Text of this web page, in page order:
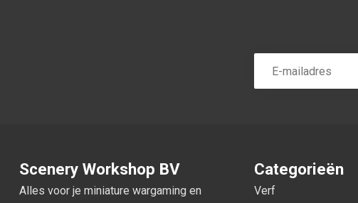
Scenery Workshop BV
Alles voor je miniature wargaming en
Categorieën
Verf